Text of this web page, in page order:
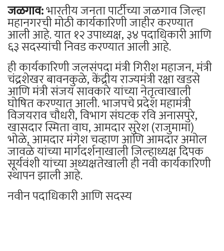
जळगाव:भारतीय जनता पार्टीच्या जळगाव जिल्हा
महानगरची मोठी कार्यकारिणी जाहीर करण्यात
आली आहे. यात १२ उपाध्यक्ष, ३४ पदाधिकारी आणि
६३ सदस्यांची निवड करण्यात आली आहे.
ही कार्यकारिणी जलसंपदा मंत्री गिरीश महाजन, मंत्री
चंद्रशेखर बावनकुळे, केंद्रीय राज्यमंत्री रक्षा खडसे
आणि मंत्री संजय सावकारे यांच्या नेतृत्वाखाली
घोषित करण्यात आली. भाजपचे प्रदेश महामंत्री
विजयराव चौधरी, विभाग संघटक रवि अनासपुरे,
खासदार स्मिता वाघ, आमदार सुरेश (राजुमामा)
भोळे, आमदार मंगेश चव्हाण आणि आमदार अमोल
जावळे यांच्या मार्गदर्शनाखाली जिल्हाध्यक्ष दिपक
सूर्यवंशी यांच्या अध्यक्षतेखाली ही नवी कार्यकारिणी
स्थापन झाली आहे.
नवीन पदाधिकारी आणि सदस्य